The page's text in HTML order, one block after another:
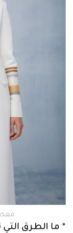
* ما الطرق